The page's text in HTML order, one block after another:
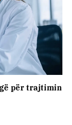
për trajtimin